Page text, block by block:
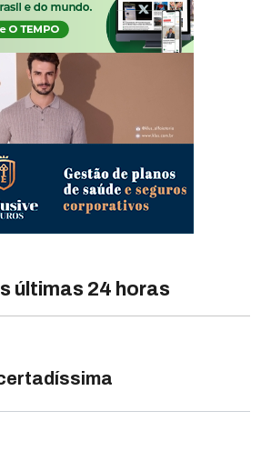
últimas 24 horas